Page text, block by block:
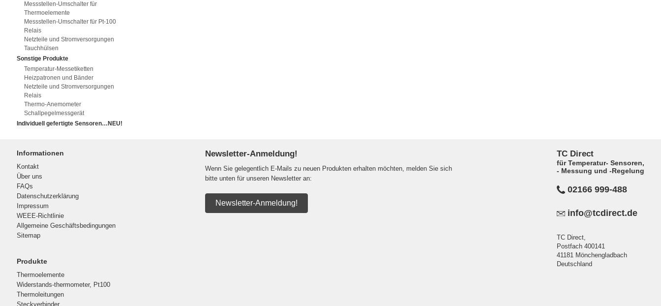
Messstellen-Umschalter für
Thermoelemente
Messstellen-Umschalter für Pt-100
Relais
Netzteile und Stromversorgungen
Tauchhülsen
Sonstige Produkte
Temperatur-Messetiketten
Heizpatronen und Bänder
Netzteile und Stromversorgungen
Relais
Thermo-Anemometer
Schallpegelmessgerät
Individuell gefertigte Sensoren…NEU!
Informationen
Kontakt
Über uns
FAQs
Datenschutzerklärung
Impressum
WEEE-Richtlinie
Allgemeine Geschäftsbedingungen
Sitemap
Produkte
Thermoelemente
Widerstands-thermometer, Pt100
Thermoleitungen
Steckverbinder
Newsletter-Anmeldung!
Wenn Sie gelegentlich E-Mails zu neuen Produkten erhalten möchten, melden Sie sich
bitte unten für unseren Newsletter an:
Newsletter-Anmeldung!
TC Direct
für Temperatur- Sensoren,
- Messung und -Regelung
02166 999-488
info@tcdirect.de
TC Direct,
Postfach 400141
41181 Mönchengladbach
Deutschland